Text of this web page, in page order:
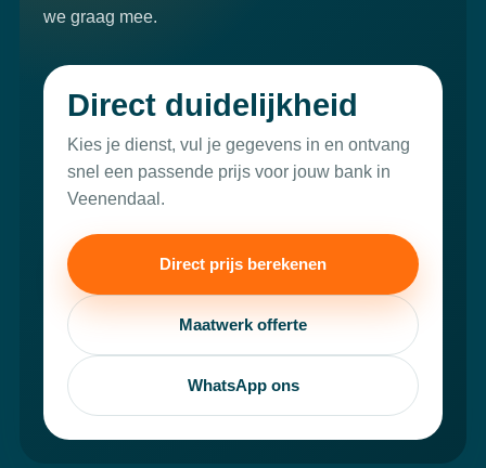
we graag mee.
Direct duidelijkheid
Kies je dienst, vul je gegevens in en ontvang
snel een passende prijs voor jouw bank in
Veenendaal.
Direct prijs berekenen
Maatwerk offerte
WhatsApp ons